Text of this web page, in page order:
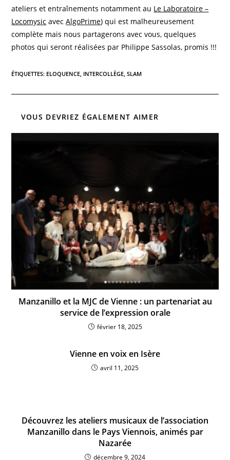
ateliers et entraînements notamment au Le Laboratoire –
Locomysic avecAlgoPrime) qui est malheureusement
complète mais nous partagerons avec vous, quelques
photos qui seront réalisées par Philippe Sassolas, promis !!!
ÉTIQUETTES: ELOQUENCE, INTERCOLLÈGE, SLAM
VOUS DEVRIEZ ÉGALEMENT AIMER
Manzanillo et la MJC de Vienne : un partenariat au
service de l’expression orale
février 18, 2025
Vienne en voix en Isère
avril 11, 2025
Découvrez les ateliers musicaux de l’association
Manzanillo dans le Pays Viennois, animés par
Nazarée
décembre 9, 2024